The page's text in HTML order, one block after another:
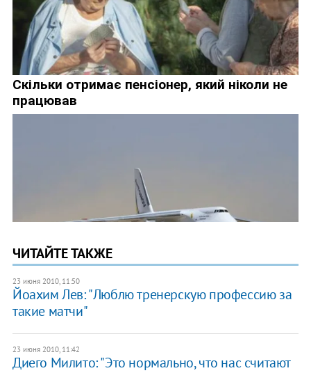
ЧИТАЙТЕ ТАКЖЕ
23 июня 2010, 11:50
Йоахим Лев: "Люблю тренерскую профессию за
такие матчи"
23 июня 2010, 11:42
Диего Милито: "Это нормально, что нас считают